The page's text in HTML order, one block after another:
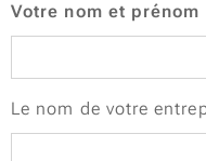
Votre nom et prénom
Le nom de votre